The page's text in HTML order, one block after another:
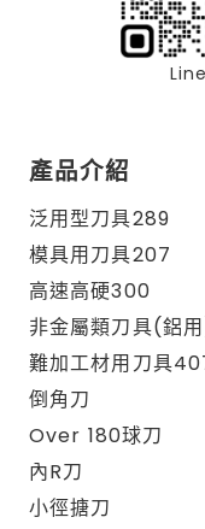
Line
產品介紹
泛用型刀具289
模具用刀具207
高速高硬300
非金屬類刀具(鋁
難加工材用刀具
倒角刀
Over 180球刀
內R刀
小徑搪刀